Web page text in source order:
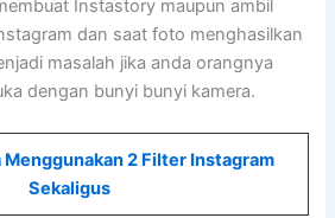
Instastory maupun ambil
dan saat foto menghasilkan
masalah jika anda orangnya
dengan bunyi bunyi kamera.
Menggunakan 2 Filter Instagram
Sekaligus